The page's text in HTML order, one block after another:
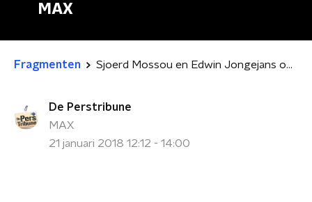
MAX
Fragmenten Sjoerd Mossou en Edwin Jongejans op De Perstribune van MAX
De Perstribune
MAX
21 januari 2018 12:12 - 14:00